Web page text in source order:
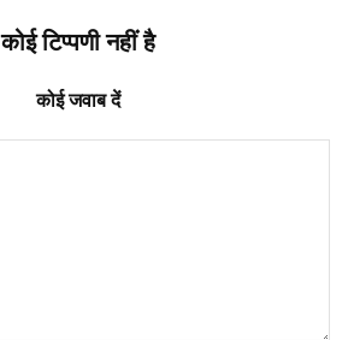
कोई टिप्पणी नहीं है
कोई जवाब दें